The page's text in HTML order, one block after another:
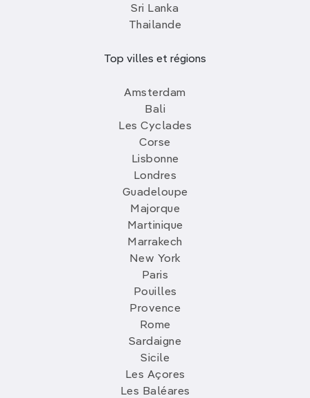
Sri Lanka
Thailande
Top villes et régions
Amsterdam
Bali
Les Cyclades
Corse
Lisbonne
Londres
Guadeloupe
Majorque
Martinique
Marrakech
New York
Paris
Pouilles
Provence
Rome
Sardaigne
Sicile
Les Açores
Les Baléares